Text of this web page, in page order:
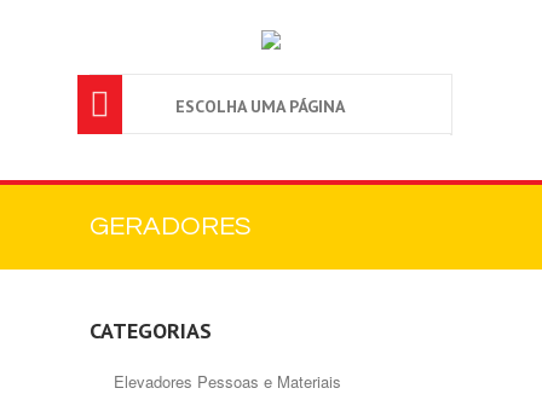
 ESCOLHA UMA PÁGINA
GERADORES
CATEGORIAS
Elevadores Pessoas e Materiais